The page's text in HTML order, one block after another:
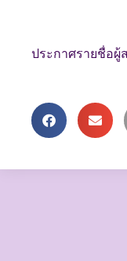
ประกาศรายชื่อผู้